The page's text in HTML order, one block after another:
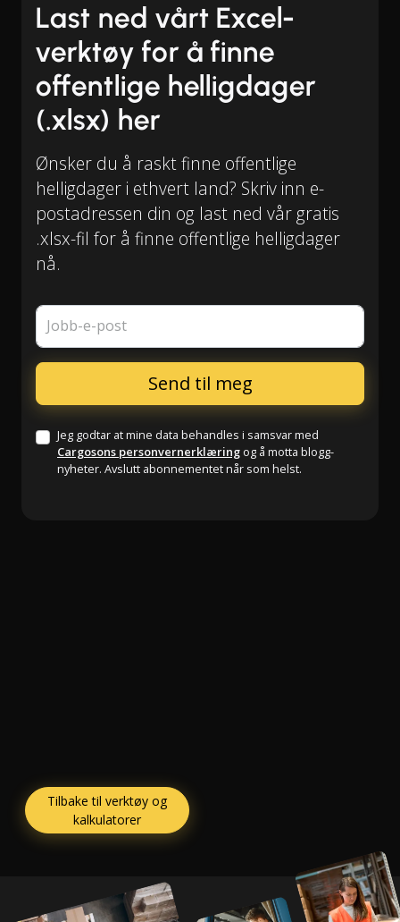
Last ned vårt Excel-
verktøy for å finne
offentlige helligdager
(.xlsx) her
Ønsker du å raskt finne offentlige
helligdager i ethvert land? Skriv inn e-
postadressen din og last ned vår gratis
.xlsx-fil for å finne offentlige helligdager
nå.
Jobb-e-post
Jeg godtar at mine data behandles i samsvar med
Cargosons personvernerklæring og å motta blogg-
nyheter. Avslutt abonnementet når som helst.
Tilbake til verktøy og
kalkulatorer